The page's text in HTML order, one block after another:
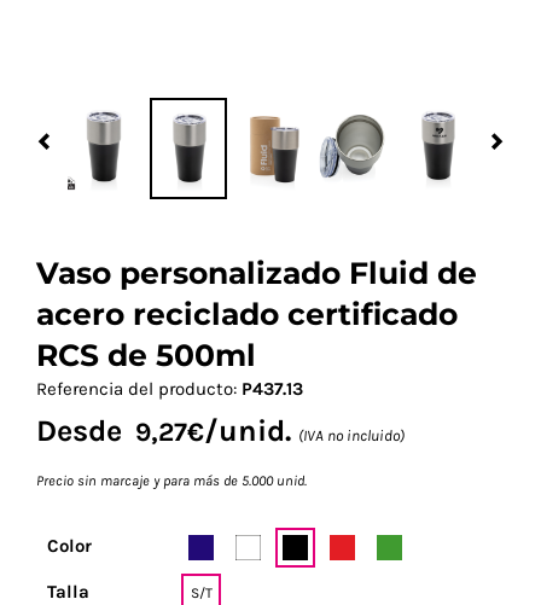
Previous
Vaso personalizado Fluid de
acero reciclado certificado
RCS de 500ml
Referencia del producto: P437.13
Desde 9,27€/unid. (IVA no incluido)
Precio sin marcaje y para más de 5.000 unid.
Color
Talla S/T